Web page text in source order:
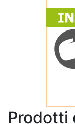
Prodotti